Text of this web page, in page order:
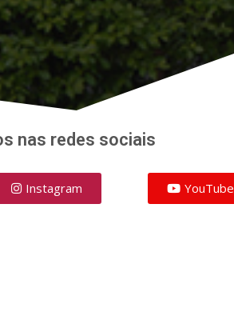
nas redes sociais
Instagram YouTube